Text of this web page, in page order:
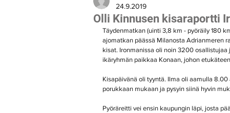
Olli Kinnusen kisaraportti
24.9.2019
Täydenmatkan (uinti 3,8 km - pyöräily 180
ajomatkan päässä Milanosta Adrianmeren
kisat. Ironmanissa oli noin 3200
ikäryhmän paikkaa Konaan, johon
Kisapäivänä oli tyyntä. Ilma oli aamulla
porukkaan mukaan ja pysyin siinä hyvin
Pyöräreitti vei ensin kaupungin läpi, josta